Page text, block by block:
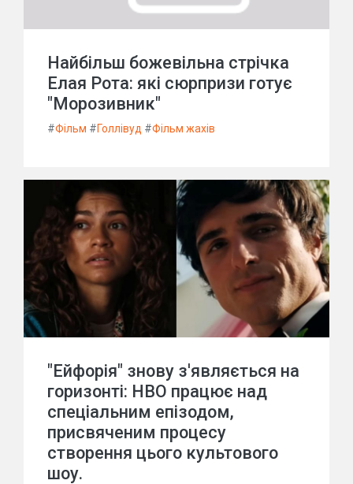
Найбільш божевільна стрічка
Елая Рота: які сюрпризи готує
"Морозивник"
#Фільм #Голлівуд #Фільм жахів
"Ейфорія" знову з'являється на
горизонті: HBO працює над
спеціальним епізодом,
присвяченим процесу
створення цього культового
шоу.